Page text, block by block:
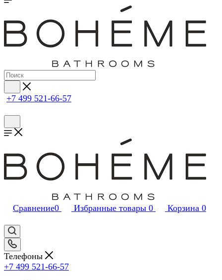
+7 499 521-66-57
Сравнение0 Избранные товары 0 Корзина 0
Телефоны
+7 499 521-66-57